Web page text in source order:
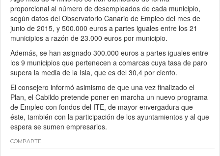
proporcional al número de desempleados de cada municipio,
según datos del Observatorio Canario de Empleo del mes de
junio de 2015, y 500.000 euros a partes iguales entre los 21
municipios a razón de 23.000 euros por municipio.
Además, se han asignado 300.000 euros a partes iguales entre
los 9 municipios que pertenecen a comarcas cuya tasa de paro
supera la media de la Isla, que es del 30,4 por ciento.
El consejero informó asimismo de que una vez finalizado el
Plan, el Cabildo pretende poner en marcha un nuevo programa
de Empleo con fondos del ITE, de mayor envergadura que
éste, también con la participación de los ayuntamientos y al que
espera se sumen empresarios.
COMPARTE